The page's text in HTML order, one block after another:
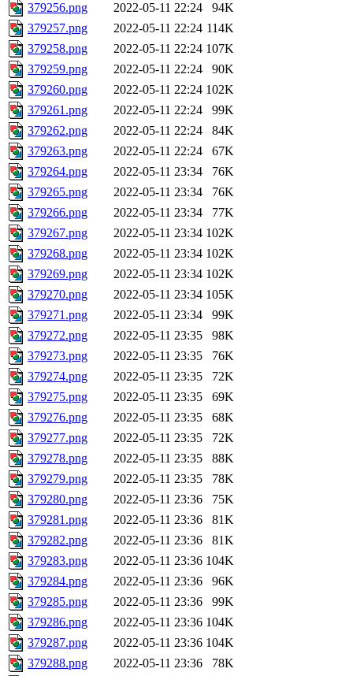
379256.png
2022-05-11 22:24
94K
379257.png
2022-05-11 22:24 114K
379258.png
2022-05-11 22:24 107K
379259.png
2022-05-11 22:24
90K
379260.png
2022-05-11 22:24 102K
379261.png
2022-05-11 22:24
99K
379262.png
2022-05-11 22:24
84K
379263.png
2022-05-11 22:24
67K
379264.png
2022-05-11 23:34
76K
379265.png
2022-05-11 23:34
76K
379266.png
2022-05-11 23:34
77K
379267.png
2022-05-11 23:34 102K
379268.png
2022-05-11 23:34 102K
379269.png
2022-05-11 23:34 102K
379270.png
2022-05-11 23:34 105K
379271.png
2022-05-11 23:34
99K
379272.png
2022-05-11 23:35
98K
379273.png
2022-05-11 23:35
76K
379274.png
2022-05-11 23:35
72K
379275.png
2022-05-11 23:35
69K
379276.png
2022-05-11 23:35
68K
379277.png
2022-05-11 23:35
72K
379278.png
2022-05-11 23:35
88K
379279.png
2022-05-11 23:35
78K
379280.png
2022-05-11 23:36
75K
379281.png
2022-05-11 23:36
81K
379282.png
2022-05-11 23:36
81K
379283.png
2022-05-11 23:36 104K
379284.png
2022-05-11 23:36
96K
379285.png
2022-05-11 23:36
99K
379286.png
2022-05-11 23:36 104K
379287.png
2022-05-11 23:36 104K
379288.png
2022-05-11 23:36
78K